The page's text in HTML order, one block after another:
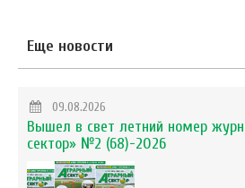
Еще новости
09.08.2026
Вышел в свет летний номер
сектор» №2 (68)-2026